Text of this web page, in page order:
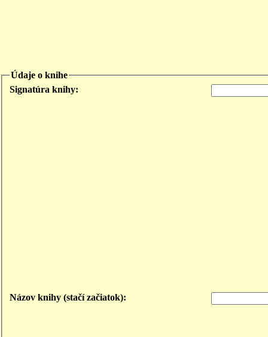
Údaje o knihe
Signatúra knihy:
Názov knihy (stačí začiatok):